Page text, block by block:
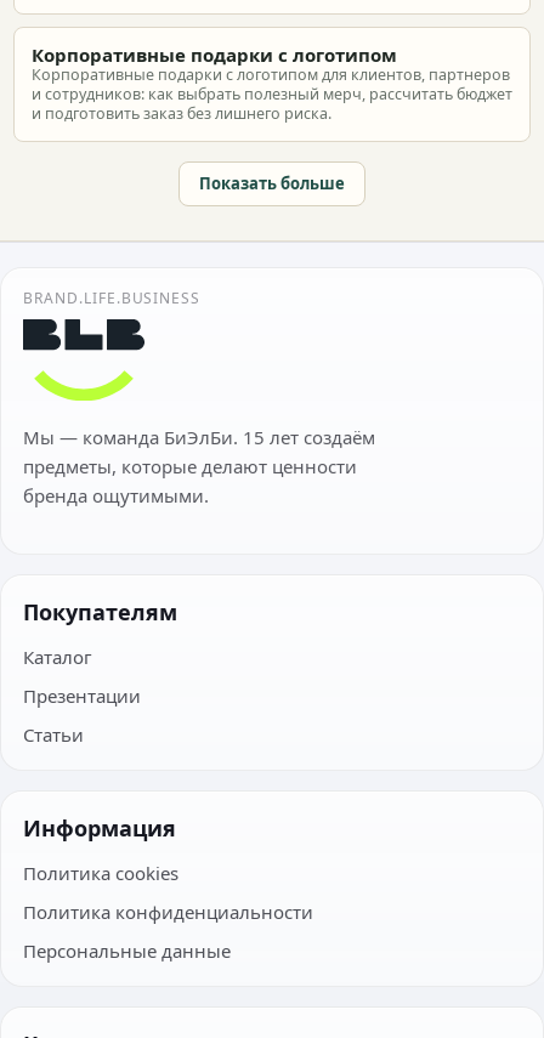
Корпоративные подарки с логотипом
Корпоративные подарки с логотипом для клиентов, партнеров
и сотрудников: как выбрать полезный мерч, рассчитать бюджет
и подготовить заказ без лишнего риска.
Показать больше
BRAND.LIFE.BUSINESS
Мы — команда БиЭлБи. 15 лет создаём
предметы, которые делают ценности
бренда ощутимыми.
Покупателям
Каталог
Презентации
Статьи
Информация
Политика cookies
Политика конфиденциальности
Персональные данные